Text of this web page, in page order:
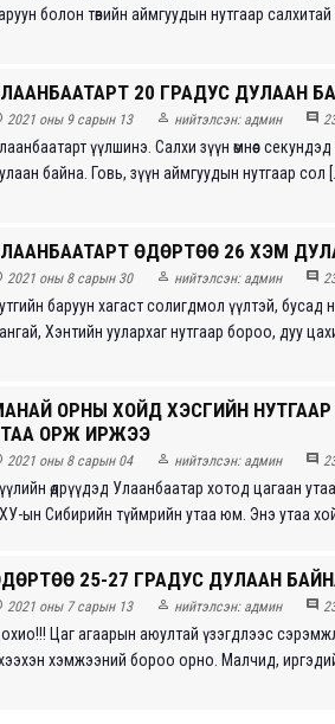
болон төвийн аймгуудын нутгаар салхитай
20 ГРАДУС ДУЛААН
2021 оны 9 сарын 13  нийтэлсэн: админ 
үүлшинэ. Салхи зүүн өмнөөс
байна. Говь, зүүн аймгуудын нутгаар сол
ӨДӨРТӨӨ 26 ХЭМ
2021 оны 8 сарын 30  нийтэлсэн: админ 
баруун хагаст солигдмол үүлтэй, бусад
Хэнтийн уулархаг нутгаар бороо, дуу
ОРНЫ ХОЙД ХЭСГИЙН НУТГААР
ОРЖ ИРЖЭЭ
2021 оны 8 сарын 04  нийтэлсэн: админ 
өдрүүдэд Улаанбаатар хотод цагаан утаа
ын Сибирийн түймрийн утаа юм. Энэ утаа
25-27 ГРАДУС ДУЛААН
2021 оны 7 сарын 13  нийтэлсэн: админ 
Цаг агаарын аюултай үзэгдлээс
хэмжээний бороо орно. Малчид,